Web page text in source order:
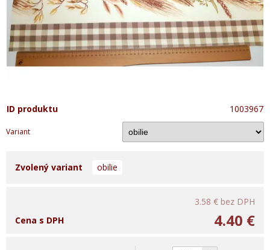
ID produktu 1003967
Variant
Zvolený variant obilie
3.58 € bez DPH
4.40 €
Cena s DPH